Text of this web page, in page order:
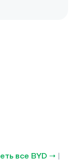
все BYD → |